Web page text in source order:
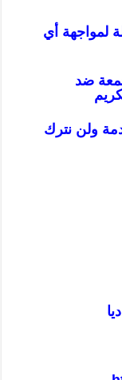
لمواجهة أي
ضد
ولن نترك